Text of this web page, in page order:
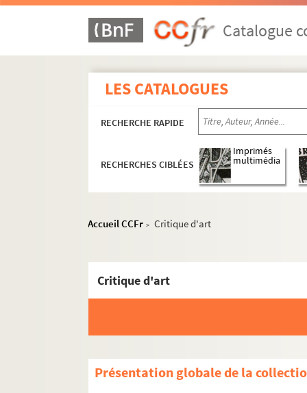
Catalogue
LES CATALOGUES
RECHERCHE RAPIDE
RECHERCHES CIBLÉES
Imprimés
multimédia
Accueil CCFr > Critique d'art
Critique d'art
Présentation globale de la